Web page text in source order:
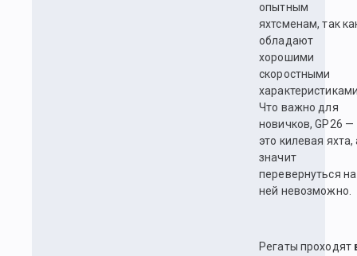
опытным
яхтсменам, так
обладают
хорошими
скоростными
Что важно для
новичков, GP26 —
это килевая яхта,
значит
перевернуться на
ней невозможно.
Регаты проходят